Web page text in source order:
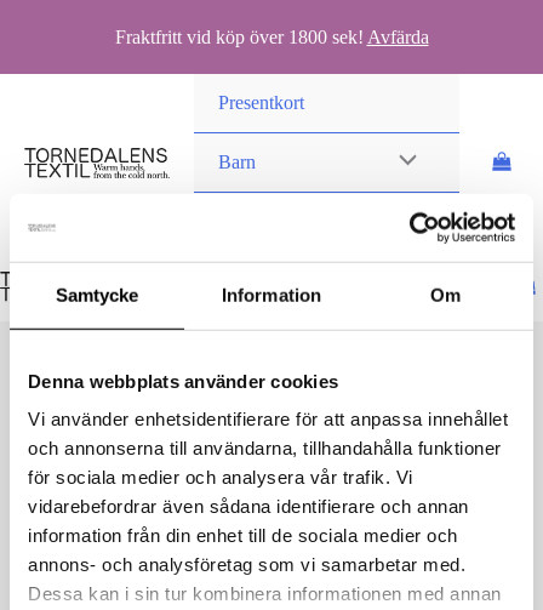
Samtycke Information Om
Denna webbplats använder cookies
Vi använder enhetsidentifierare för att anpassa innehållet
och annonserna till användarna, tillhandahålla funktioner
för sociala medier och analysera vår trafik. Vi
vidarebefordrar även sådana identifierare och annan
information från din enhet till de sociala medier och
annons- och analysföretag som vi samarbetar med.
Dessa kan i sin tur kombinera informationen med annan
Fraktfritt vid köp över 1800 sek! Avfärda
innehåll
Presentkort
Barn
kivat-merino-balaclava-195KS-41
Avdanielvittikko /30 augusti, 2025